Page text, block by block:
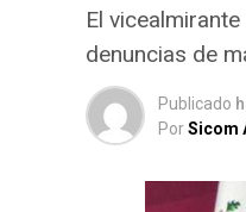
El
denuncias de
Publicado
PorSicom